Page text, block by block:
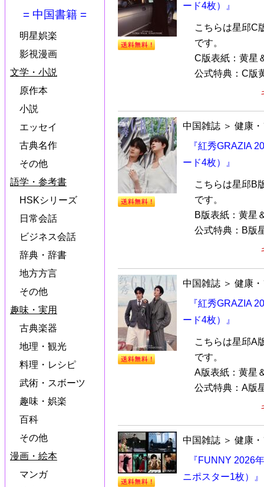
= 中国書籍 =
明星娯楽
影視漫画
文学・小説
原作本
小説
エッセイ
古典名作
その他
語学・参考書
HSKシリーズ
日常会話
ビジネス会話
辞典・辞書
地方方言
その他
趣味・実用
古典楽器
地理・観光
料理・レシピ
武術・スボーツ
趣味・娯楽
百科
その他
漫画・絵本
マンガ
ード4枚）』
こちらは星邱C
です。
C版表紙：黄星
公式特典：C版
中国雑誌 ＞ 健康
『紅秀GRAZIA
ード4枚）』
こちらは星邱B
です。
B版表紙：黄星
公式特典：B版
中国雑誌 ＞ 健康
『紅秀GRAZIA
ード4枚）』
こちらは星邱A
です。
A版表紙：黄星
公式特典：A版
中国雑誌 ＞ 健康
『FUNNY 2026
ニポスター1枚）』